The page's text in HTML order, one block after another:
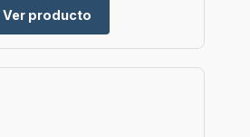
Ver producto